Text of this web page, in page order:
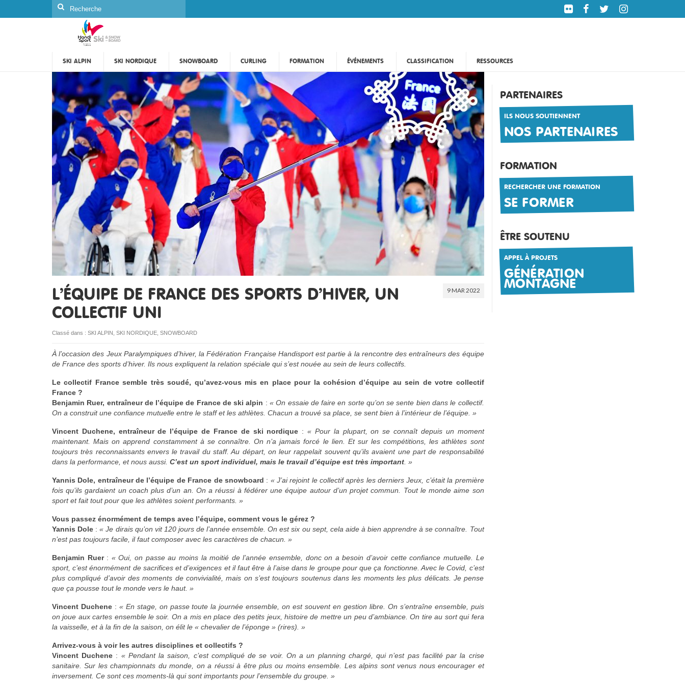
Rechercher
SKI ALPIN SKI NORDIQUE SNOWBOARD CURLING FORMATION ÉVÉNEMENTS CLASSIFICATION RESSOURCES
9 MAR 2022
L’ÉQUIPE DE FRANCE DES SPORTS D’HIVER, UN
COLLECTIF UNI
Classé dans : SKI ALPIN SKI NORDIQUE SNOWBOARD
À l’occasion des Jeux Paralympiques d’hiver, la Fédération Française Handisport est partie à la rencontre des entraîneurs des équipe
de France des sports d’hiver. Ils nous expliquent la relation spéciale qui s’est nouée au sein de leurs collectifs.
Le collectif France semble très soudé, qu’avez-vous mis en place pour la cohésion d’équipe au sein de votre collectif
France ?
Benjamin Ruer, entraîneur de l’équipe de France de ski alpin : « On essaie de faire en sorte qu’on se sente bien dans le collectif.
On a construit une confiance mutuelle entre le staff et les athlètes. Chacun a trouvé sa place, se sent bien à l’intérieur de l’équipe. »
Vincent Duchene, entraîneur de l’équipe de France de ski nordique :« Pour la plupart, on se connaît depuis un moment
maintenant. Mais on apprend constamment à se connaître. On n’a jamais forcé le lien. Et sur les compétitions, les athlètes sont
toujours très reconnaissants envers le travail du staff. Au départ, on leur rappelait souvent qu’ils avaient une part de responsabilité
dans la performance, et nous aussi. C’est un sport individuel, mais le travail d’équipe est très important. »
Yannis Dole, entraîneur de l’équipe de France de snowboard : « J’ai rejoint le collectif après les derniers Jeux, c’était la première
fois qu’ils gardaient un coach plus d’un an. On a réussi à fédérer une équipe autour d’un projet commun. Tout le monde aime son
sport et fait tout pour que les athlètes soient performants. »
Vous passez énormément de temps avec l’équipe, comment vous le gérez ?
Yannis Dole :« Je dirais qu’on vit 120 jours de l’année ensemble. On est six ou sept, cela aide à bien apprendre à se connaître. Tout
n’est pas toujours facile, il faut composer avec les caractères de chacun. »
Benjamin Ruer: « Oui, on passe au moins la moitié de l’année ensemble, donc on a besoin d’avoir cette confiance mutuelle. Le
sport, c’est énormément de sacrifices et d’exigences et il faut être à l’aise dans le groupe pour que ça fonctionne. Avec le Covid, c’est
plus compliqué d’avoir des moments de convivialité, mais on s’est toujours soutenus dans les moments les plus délicats. Je pense
que ça pousse tout le monde vers le haut. »
Vincent Duchene: « En stage, on passe toute la journée ensemble, on est souvent en gestion libre. On s’entraîne ensemble, puis
on joue aux cartes ensemble le soir. On a mis en place des petits jeux, histoire de mettre un peu d’ambiance. On tire au sort qui fera
la vaisselle, et à la fin de la saison, on élit le « chevalier de l’éponge » (rires). »
Arrivez-vous à voir les autres disciplines et collectifs ?
Vincent Duchene : « Pendant la saison, c’est compliqué de se voir. On a un planning chargé, qui n’est pas facilité par la crise
sanitaire. Sur les championnats du monde, on a réussi à être plus ou moins ensemble. Les alpins sont venus nous encourager et
inversement. Ce sont ces moments-là qui sont importants pour l’ensemble du groupe. »
PARTENAIRES
ILS NOUS SOUTIENNENT
NOS PARTENAIRES
FORMATION
RECHERCHER UNE FORMATION
SE FORMER
ÊTRE SOUTENU
APPEL À PROJETS
GÉNÉRATION
MONTAGNE